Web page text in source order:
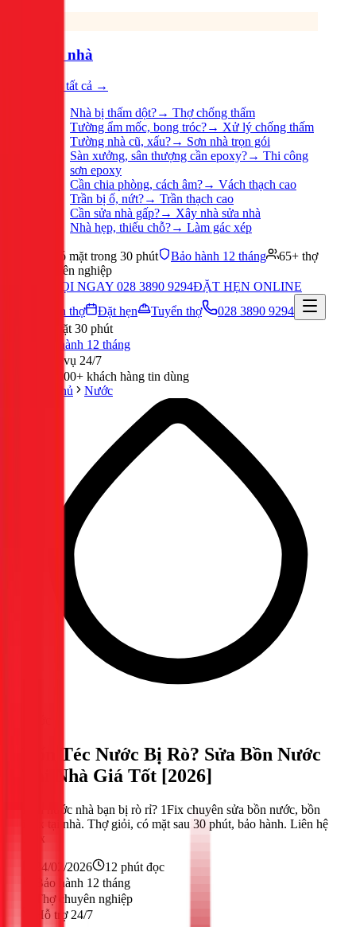
Sửa nhà
Xem tất cả →
Nhà bị thấm dột?→ Thợ chống thấm
Tường ẩm mốc, bong tróc?→ Xử lý chống thấm
Tường nhà cũ, xấu?→ Sơn nhà trọn gói
Sàn xưởng, sân thượng cần epoxy?→ Thi công
sơn epoxy
Cần chia phòng, cách âm?→ Vách thạch cao
Trần bị ố, nứt?→ Trần thạch cao
Cần sửa nhà gấp?→ Xây nhà sửa nhà
Nhà hẹp, thiếu chỗ?→ Làm gác xép
Có mặt trong 30 phút Bảo hành 12 tháng
65+ thợ
chuyên nghiệp
GỌI NGAY 028 3890 9294ĐẶT HẸN ONLINE
Tuyển thợ
Đặt hẹn Tuyển thợ
028 3890 9294
Có mặt 30 phút
Bảo hành 12 tháng
Phục vụ 24/7
300,000+ khách hàng tin dùng
Trang chủ
Nước
Rốn Téc Nước Bị Rò? Sửa Bồn Nước
Tại Nhà Giá Tốt [2026]
Bồn nước nhà bạn bị rò rỉ? 1Fix chuyên sửa bồn nước, bồn
inox tại nhà. Thợ giỏi, có mặt sau 30 phút, bảo hành. Liên hệ
1Fix
24/02/2026 12 phút đọc
Bảo hành 12 tháng
Thợ chuyên nghiệp
Hỗ trợ 24/7